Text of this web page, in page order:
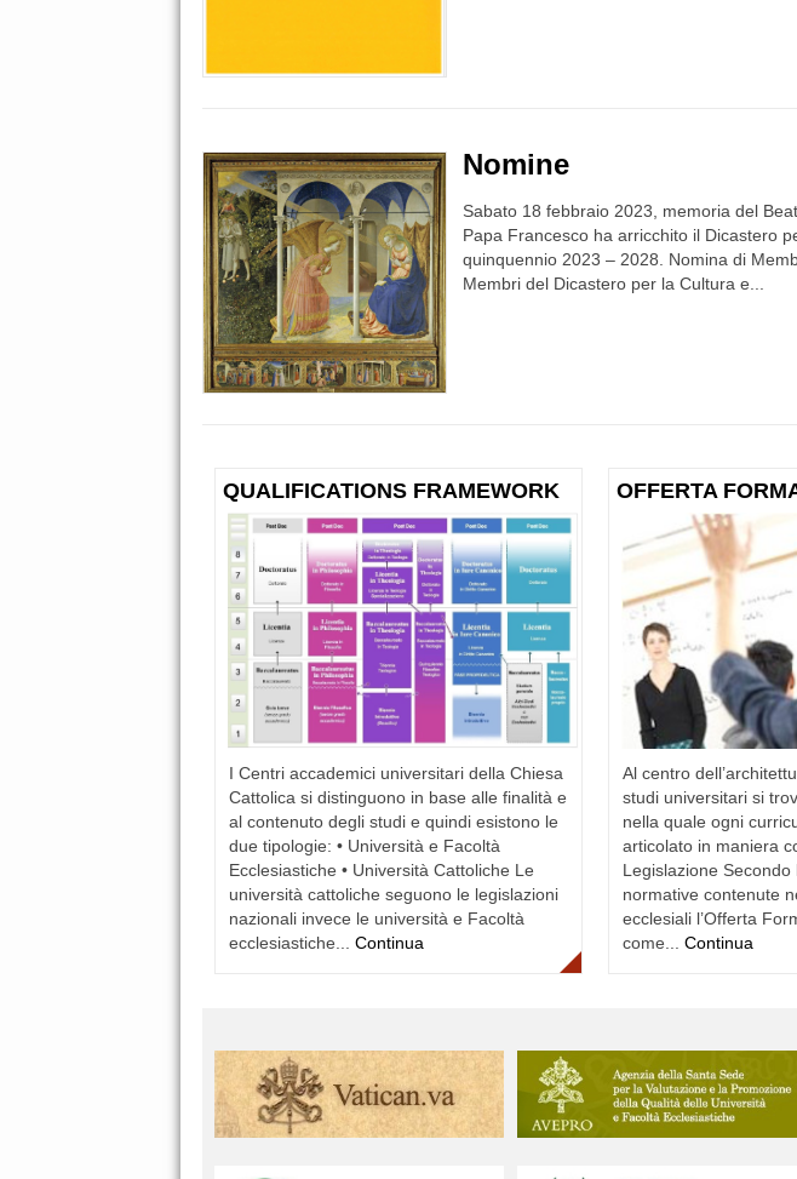
Nomine
Sabato 18 febbraio 2023, memoria del
Papa Francesco ha arricchito il Dicastero
quinquennio 2023 – 2028. Nomina di
Membri del Dicastero per la Cultura e...
QUALIFICATIONS FRAMEWORK
I Centri accademici universitari della Chiesa
Cattolica si distinguono in base alle finalità e
al contenuto degli studi e quindi esistono le
due tipologie: • Università e Facoltà
Ecclesiastiche • Università Cattoliche Le
università cattoliche seguono le legislazioni
nazionali invece le università e Facoltà
ecclesiastiche...Continua
OFFERTA
Al centro
studi universitari si
nella quale ogni
articolato in maniera
Legislazione Secondo
normative contenute
ecclesiali l’Offerta
come...Continua